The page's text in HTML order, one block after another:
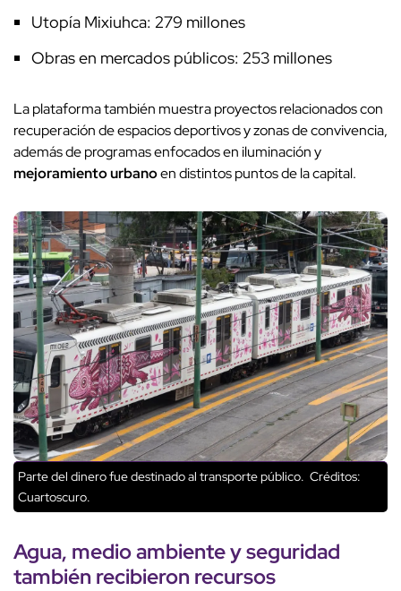
Utopía Mixiuhca: 279 millones
Obras en mercados públicos: 253 millones
La plataforma también muestra proyectos relacionados con
recuperación de espacios deportivos y zonas de convivencia,
además de programas enfocados en iluminación y
mejoramiento urbanoen distintos puntos de la capital.
Parte del dinero fue destinado al transporte público. Créditos:
Cuartoscuro.
Agua, medio ambiente y seguridad
también recibieron recursos